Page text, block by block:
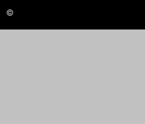
©